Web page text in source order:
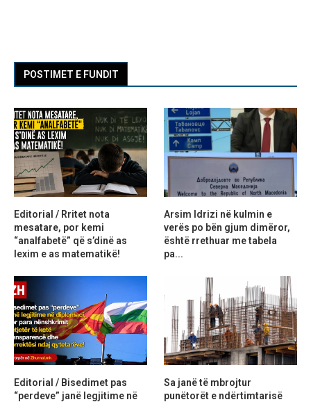
POSTIMET E FUNDIT
Editorial / Rritet nota
mesatare, por kemi
“analfabetë” që s’dinë as
lexim e as matematikë!
Arsim Idrizi në kulmin e
verës po bën gjum dimëror,
është rrethuar me tabela
pa...
Editorial / Bisedimet pas
“perdeve” janë legjitime në
Sa janë të mbrojtur
punëtorët e ndërtimtarisë